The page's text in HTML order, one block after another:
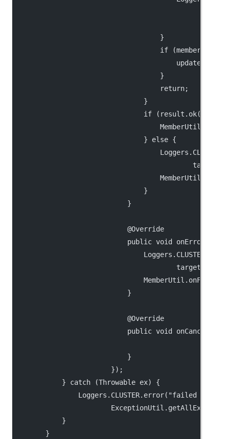
                                    }
if (memberNew !=
                                    }
                                    return;
                                }
                                if (result.ok()) {
                                } else {
                                }
                            }
                            @Override
public void
                            }
                            @Override
                            public void onCancel() {
                            }
                        });
            } catch (Throwable ex) {
Loggers.CLUSTER.error("failed to
            }
        }